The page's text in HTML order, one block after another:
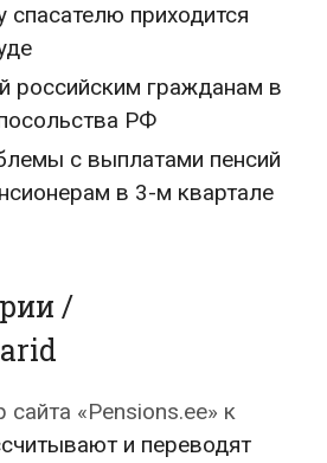
спасателю приходится
российским гражданам в
РФ
с выплатами пенсий
в 3-м квартале
/
«Pensions.ee» к
и переводят